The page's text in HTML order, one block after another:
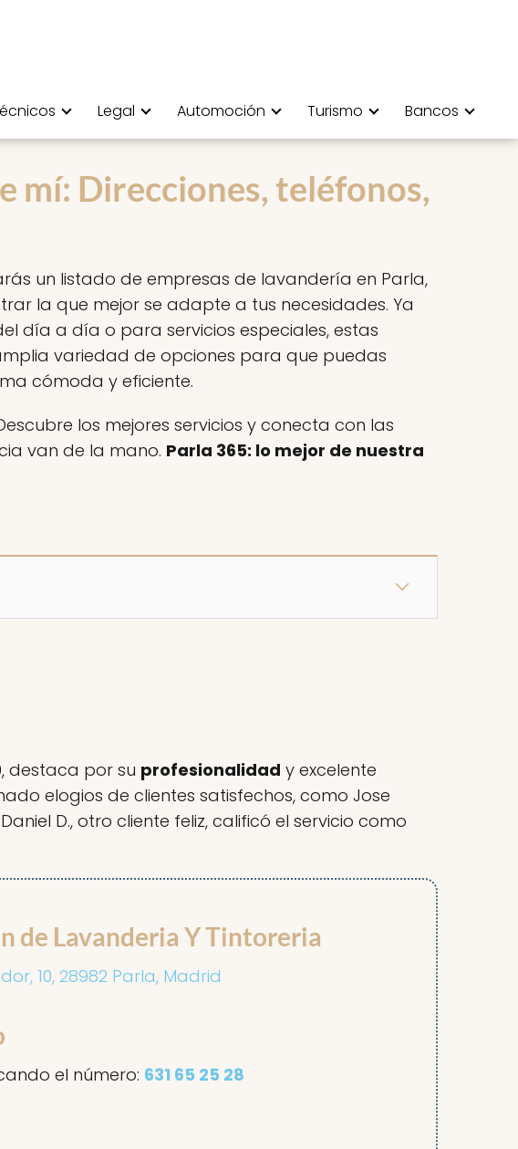
Legal Automoción Turismo Bancos
mí: Direcciones, teléfonos,
un listado de empresas de lavandería en Parla,
la que mejor se adapte a tus necesidades. Ya
día a día o para servicios especiales, estas
variedad de opciones para que puedas
cómoda y eficiente.
los mejores servicios y conecta con las
van de la mano. Parla 365: lo mejor de nuestra
destaca por su profesionalidad y excelente
elogios de clientes satisfechos, como Jose
D., otro cliente feliz, calificó el servicio como
de Lavanderia Y Tintoreria
10, 28982 Parla, Madrid
el número: 631 65 25 28